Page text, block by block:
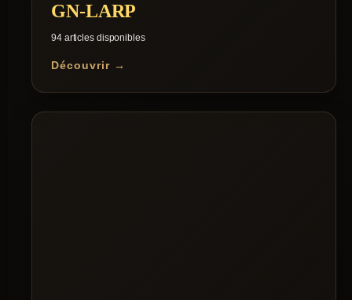
GN-LARP
94 articles disponibles
Découvrir →